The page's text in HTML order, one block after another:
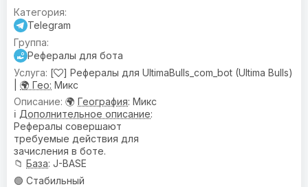
Telegram
Рефералы для бота
[
] Рефералы для UltimaBulls_com_bot (Ultima Bulls)
🌍 Гео: Микс
🌍 География: Микс
ℹ️ Дополнительное описание:
Рефералы совершают
требуемые действия для
зачисления в боте.
📁 База: J-BASE
🟢 Стабильный